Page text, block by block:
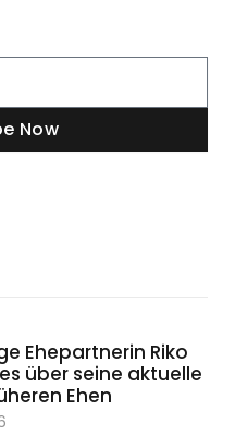
Now
Ehepartnerin Riko
über seine aktuelle
Ehen